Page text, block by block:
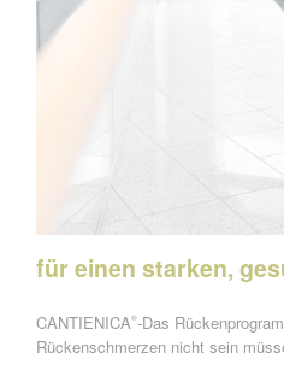
für einen starken,
CANTIENICA®-Das
Rückenschmerzen nicht sein